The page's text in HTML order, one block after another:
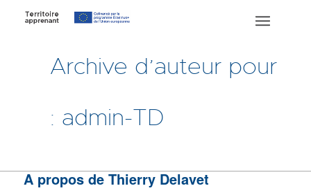
Archive d’auteur pour
: admin-TD
A propos de Thierry Delavet